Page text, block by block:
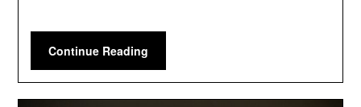
Continue Reading